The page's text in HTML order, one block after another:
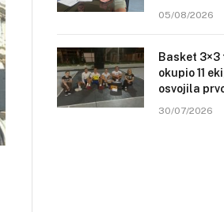
05/08/2026
Basket 3×3
okupio 11
osvojila
30/07/2026